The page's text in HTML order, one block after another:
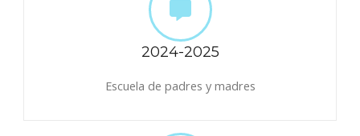
2024-2025
Escuela de padres y madres